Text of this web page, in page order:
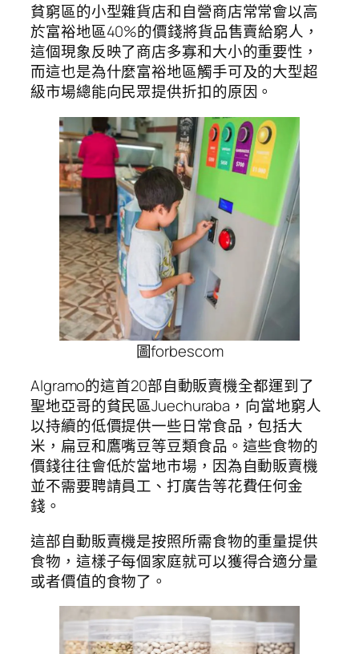
貧窮區的小型雜貨店和自營商店常常會以高
於富裕地區40%的價錢將貨品售賣給窮人，
這個現象反映了商店多寡和大小的重要性，
而這也是為什麼富裕地區觸手可及的大型超
級市場總能向民眾提供折扣的原因。
圖forbescom
Algramo的這首20部自動販賣機全都運到了
聖地亞哥的貧民區Juechuraba，向當地窮人
以持續的低價提供一些日常食品，包括大
米，扁豆和鷹嘴豆等豆類食品。這些食物的
價錢往往會低於當地市場，因為自動販賣機
並不需要聘請員工、打廣告等花費任何金
錢。
這部自動販賣機是按照所需食物的重量提供
食物，這樣子每個家庭就可以獲得合適分量
或者價值的食物了。